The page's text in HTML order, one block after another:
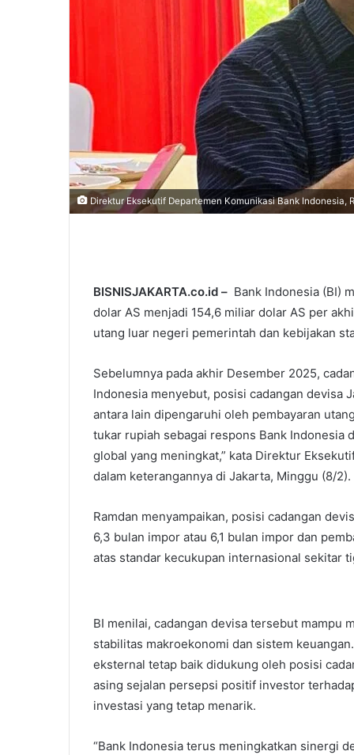
Direktur Eksekutif Departemen Komunikasi Bank Indonesia,
BISNISJAKARTA.co.id – Bank Indonesia (BI)
dolar AS menjadi 154,6 miliar dolar AS per
utang luar negeri pemerintah dan kebijakan
Sebelumnya pada akhir Desember 2025,
Indonesia menyebut, posisi cadangan devisa
antara lain dipengaruhi oleh pembayaran
tukar rupiah sebagai respons Bank Indonesia
global yang meningkat,” kata Direktur
dalam keterangannya di Jakarta, Minggu (8/2).
Ramdan menyampaikan, posisi cadangan
6,3 bulan impor atau 6,1 bulan impor dan
atas standar kecukupan internasional sekitar
BI menilai, cadangan devisa tersebut mampu
stabilitas makroekonomi dan sistem
eksternal tetap baik didukung oleh posisi
asing sejalan persepsi positif investor
investasi yang tetap menarik.
“Bank Indonesia terus meningkatkan sinergi